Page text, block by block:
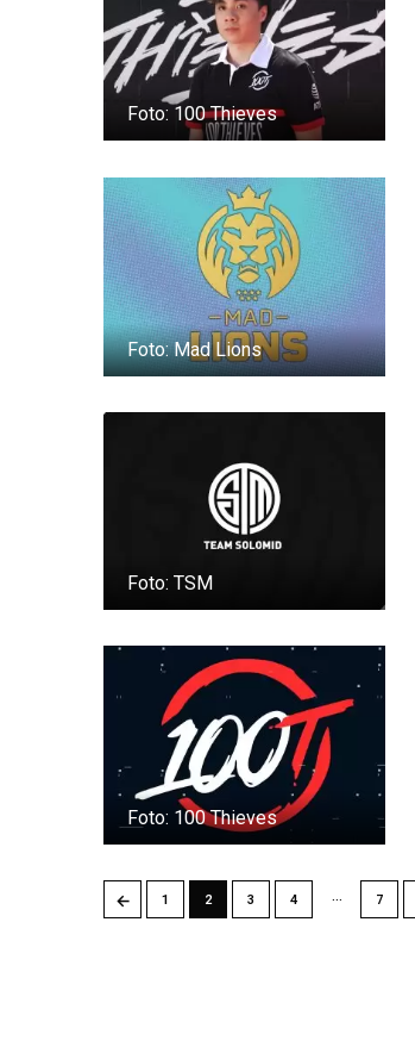
Foto: 100 Thieves
Foto: Mad Lions
Foto: TSM
Foto: 100 Thieves
← 1 2 3 4 7